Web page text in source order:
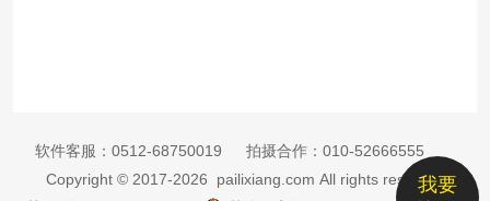
我要
软件客服： 0512-68750019 拍摄合作： 010-52666555
Copyright © 2017-2026 pailixiang.com All rights reserved